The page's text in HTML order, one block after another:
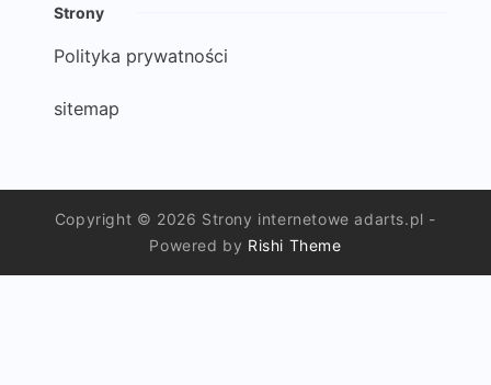
Strony
Polityka prywatności
sitemap
Copyright © 2026 Strony internetowe adarts.pl -
Powered by Rishi Theme